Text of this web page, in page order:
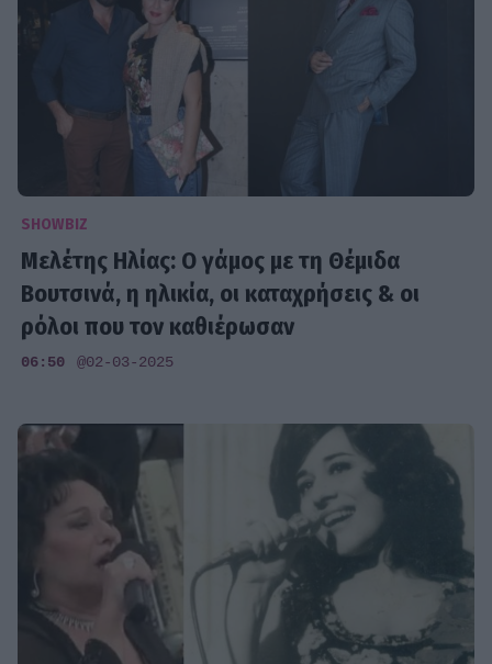
SHOWBIZ
Μελέτης Ηλίας: Ο γάμος με τη Θέμιδα
Βουτσινά, η ηλικία, οι καταχρήσεις & οι
ρόλοι που τον καθιέρωσαν
06:50 @02-03-2025